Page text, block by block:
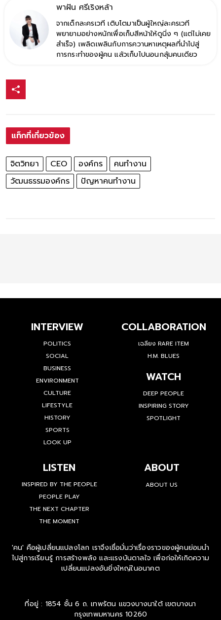
พาฝัน ศรีเริงหล้า
จากเด็กละครเวที เติบโตมาเป็นผู้ใหญ่ละครเวที
พยายามอย่างหนักเพื่อเก็บสีหน้าให้ดูนิ่ง ๆ (แต่ไม่เคย
สำเร็จ) เพลิดเพลินกับการควานหาเหตุผลที่นำไปสู่
การกระทำของผู้คน แล้วเก็บไปนอนกลุ้มคนเดียว
แท็กที่เกี่ยวข้อง
จิตวิทยา CEO องค์กร
คนทำงาน
วัฒนธรรมองค์กร
ปัญหาคนทำงาน
INTERVIEW
POLITICS
SOCIAL
BUSINESS
ENVIRONMENT
CULTURE
LIFESTYLE
HISTORY
SPORTS
LOOK UP
COLLABORATION
เฉลียง RARE ITEM
H.M. BLUES
WATCH
DEEP PEOPLE
INSPIRING STORY
SPOTLIGHT
LISTEN
INSPIRED BY THE PEOPLE
PEOPLE PLAY
THE NEXT CHAPTER
THE MOMENT
ABOUT
ABOUT US
'คน' คือผู้เปลี่ยนแปลงโลก เราจึงเชื่อมั่นว่าเรื่องราวของผู้คนย่อมนำ
ไปสู่การเรียนรู้ การสร้างพลัง และแรงบันดาลใจ เพื่อก่อให้เกิดความ
เปลี่ยนแปลงอันยิ่งใหญ่ในอนาคต
ที่อยู่ : 1854 ชั้น 6 ถ. เทพรัตน แขวงบางนาใต้ เขตบางนา
กรุงเทพมหานคร 10260